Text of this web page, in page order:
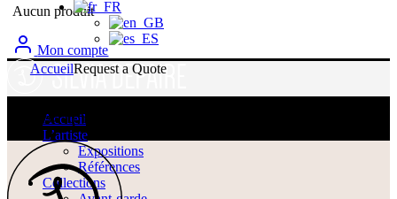
Aucun produit
Mon compte
Accueil
L’artiste
Expositions
Références
Collections
AccueilRequest a Quote
[yith_ywraq_request_quote]